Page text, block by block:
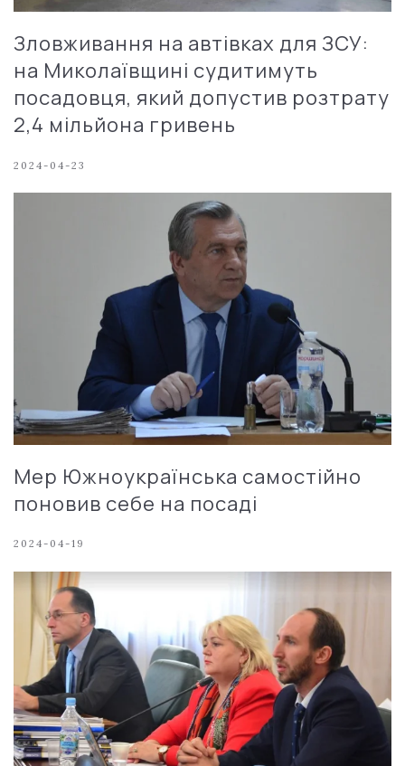
Зловживання на автівках для ЗСУ:
на Миколаївщині судитимуть
посадовця, який допустив розтрату
2,4 мільйона гривень
2024-04-23
Мер Южноукраїнська самостійно
поновив себе на посаді
2024-04-19